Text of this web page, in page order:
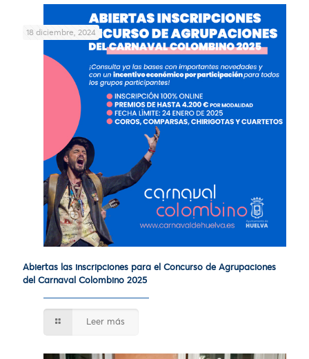
18 diciembre, 2024
Abiertas las inscripciones para el Concurso de Agrupaciones
del Carnaval Colombino 2025
Leer más